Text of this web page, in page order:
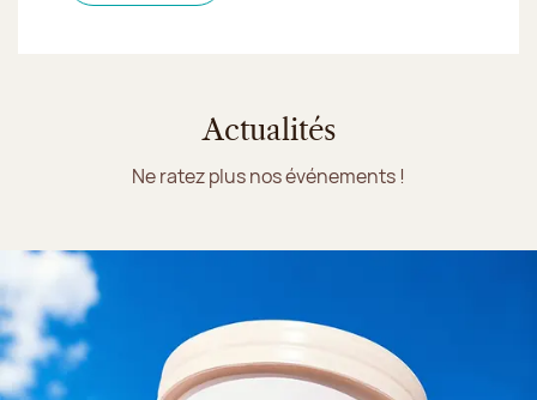
Actualités
Ne ratez plus nos événements !